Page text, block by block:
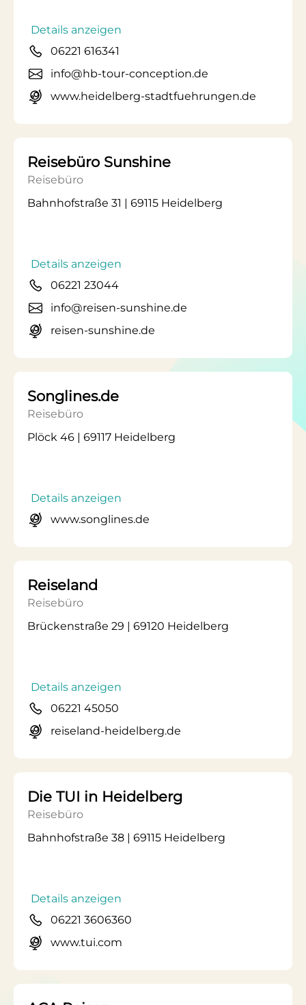
Details anzeigen
06221 616341
info@hb-tour-conception.de
www.heidelberg-stadtfuehrungen.de
Reisebüro Sunshine
Reisebüro
Bahnhofstraße 31 | 69115 Heidelberg
Details anzeigen
06221 23044
info@reisen-sunshine.de
reisen-sunshine.de
Songlines.de
Reisebüro
Plöck 46 | 69117 Heidelberg
Details anzeigen
www.songlines.de
Reiseland
Reisebüro
Brückenstraße 29 | 69120 Heidelberg
Details anzeigen
06221 45050
reiseland-heidelberg.de
Die TUI in Heidelberg
Reisebüro
Bahnhofstraße 38 | 69115 Heidelberg
Details anzeigen
06221 3606360
www.tui.com